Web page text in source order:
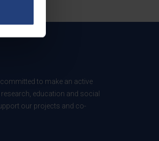
to make an active
education and social
our projects and co-